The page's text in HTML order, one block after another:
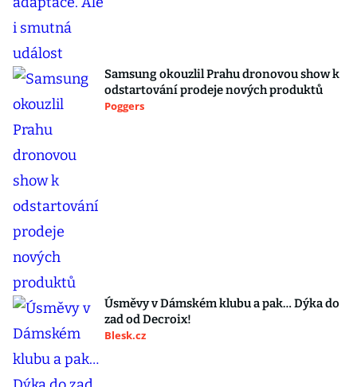
Samsung okouzlil Prahu dronovou show k
odstartování prodeje nových produktů
Poggers
Úsměvy v Dámském klubu a pak… Dýka do
zad od Decroix!
Blesk.cz